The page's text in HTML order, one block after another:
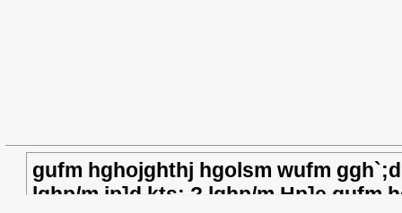
gufm hghojghthj hgolsm wufm
lghp/m jp]d kts; ? lghp/m Hp]e gufm